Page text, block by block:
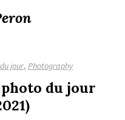
jour, Photography
du jour